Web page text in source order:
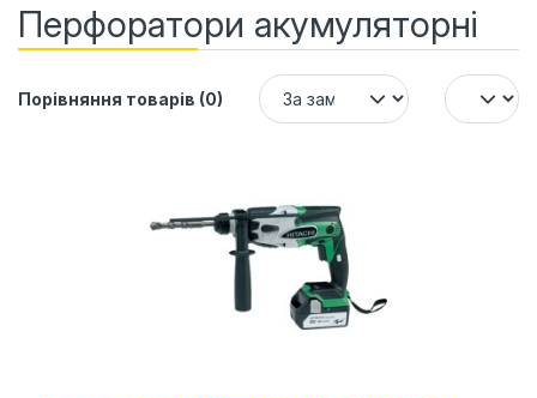
Перфоратори акумуляторні
Порівняння товарів (0)